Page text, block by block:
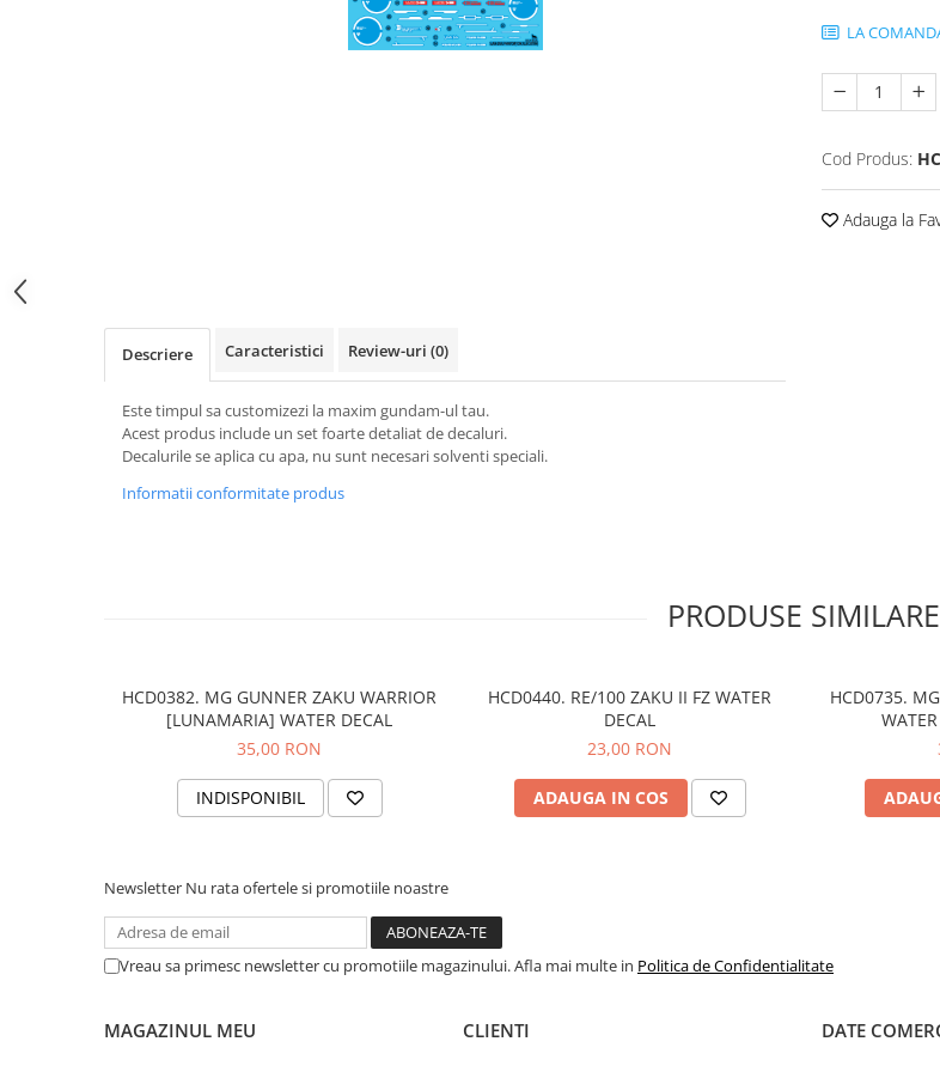
LA
Cod Produs:
Adauga la
Descriere Caracteristici Review-uri (0)
Este timpul sa customizezi la maxim gundam-ul tau.
Acest produs include un set foarte detaliat de decaluri.
Decalurile se aplica cu apa, nu sunt necesari solventi speciali.
Informatii conformitate produs
PRODUSE SIMILARE
HCD0382. MG GUNNER ZAKU WARRIOR
[LUNAMARIA] WATER DECAL
35,00 RON
INDISPONIBIL
HCD0440. RE/100 ZAKU II FZ WATER
DECAL
23,00 RON
ADAUGA IN COS
HCD0735.
Newsletter Nu rata ofertele si promotiile noastre
Vreau sa primesc newsletter cu promotiile magazinului. Afla mai multe in Politica de Confidentialitate
MAGAZINUL MEU CLIENTI DATE